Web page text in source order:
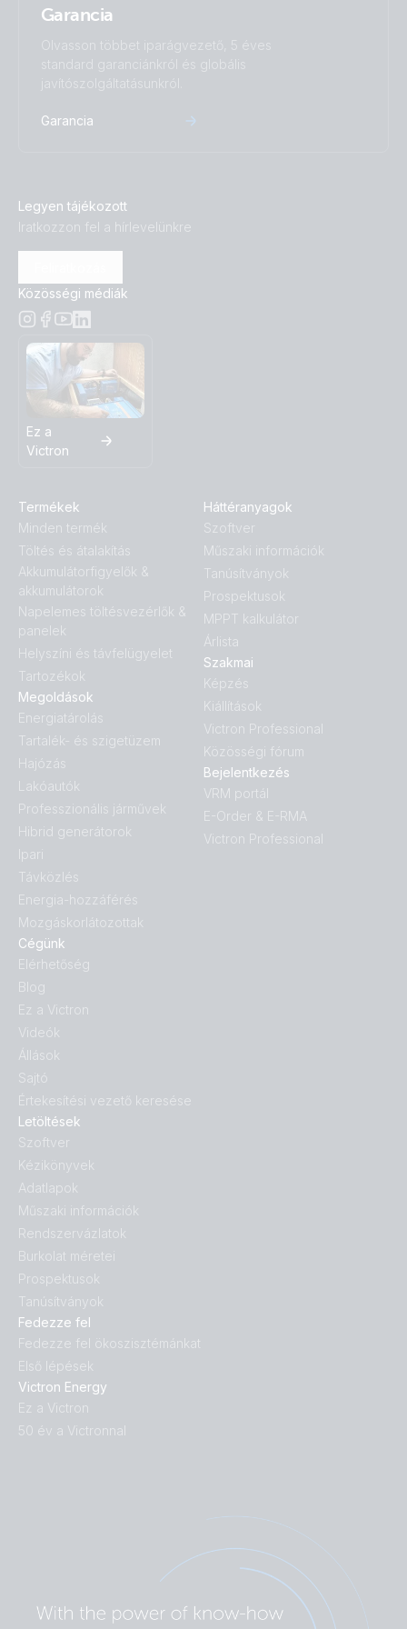
Garancia
Olvasson többet iparágvezető, 5 éves
standard garanciánkról és globális
javítószolgáltatásunkról.
Garancia
Legyen tájékozott
Iratkozzon fel a hírlevelünkre
Közösségi médiák
Ez a
Victron
Termékek
Minden termék
Töltés és átalakítás
Akkumulátorfigyelők &
akkumulátorok
Napelemes töltésvezérlők &
panelek
Helyszíni és távfelügyelet
Tartozékok
Fedezze fel
Fedezze fel ökoszisztémánkat
Első lépések
Victron Energy
Ez a Victron
50 év a Victronnal
Letöltések
Szoftver
Kézikönyvek
Adatlapok
Műszaki információk
Rendszervázlatok
Burkolat méretei
Prospektusok
Tanúsítványok
Megoldások
Energiatárolás
Tartalék- és szigetüzem
Hajózás
Lakóautók
Professzionális járművek
Hibrid generátorok
Ipari
Távközlés
Energia-hozzáférés
Mozgáskorlátozottak
Cégünk
Elérhetőség
Blog
Ez a Victron
Videók
Állások
Sajtó
Értekesítési vezető keresése
Háttéranyagok
Szoftver
Műszaki információk
Tanúsítványok
Prospektusok
MPPT kalkulátor
Árlista
Szakmai
Képzés
Kiállítások
Victron Professional
Közösségi fórum
Bejelentkezés
VRM portál
E-Order & E-RMA
Victron Professional